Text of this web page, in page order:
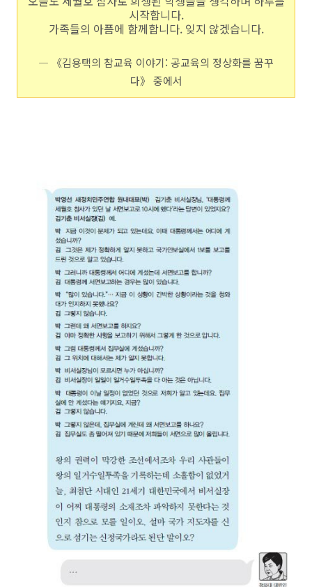
시작합니다.
가족들의 아픔에 함께합니다. 잊지 않겠습니다.
― 《김용택의 참교육 이야기: 공교육의 정상화를 꿈꾸
다》 중에서